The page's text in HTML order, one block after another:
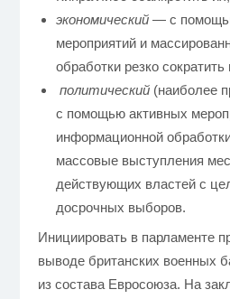
экономический— с
мероприятий и
обработки резко сократить
политический(наиболее
с помощью активных
информационной
массовые выступления
действующих властей с
досрочных выборов.
Инициировать в парламенте
выводе британских военных
из состава Евросоюза. На